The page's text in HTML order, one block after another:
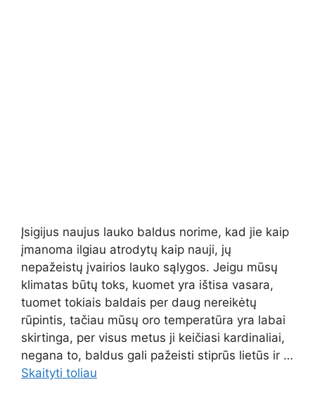
Įsigijus naujus lauko baldus norime, kad jie kaip
įmanoma ilgiau atrodytų kaip nauji, jų
nepažeistų įvairios lauko sąlygos. Jeigu mūsų
klimatas būtų toks, kuomet yra ištisa vasara,
tuomet tokiais baldais per daug nereikėtų
rūpintis, tačiau mūsų oro temperatūra yra labai
skirtinga, per visus metus ji keičiasi kardinaliai,
negana to, baldus gali pažeisti stiprūs lietūs ir …
Skaityti toliau